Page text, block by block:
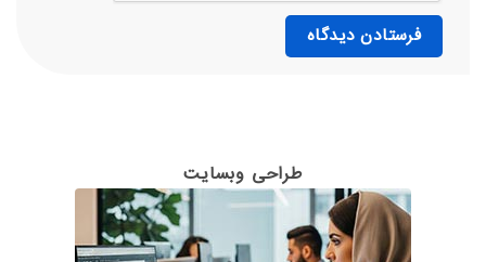
طراحی وبسایت